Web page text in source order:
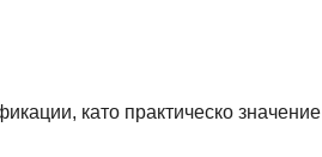
като практическо значение